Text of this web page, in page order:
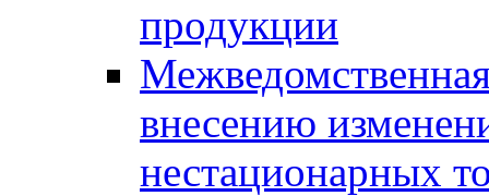
продукции
внесению
нестационарных